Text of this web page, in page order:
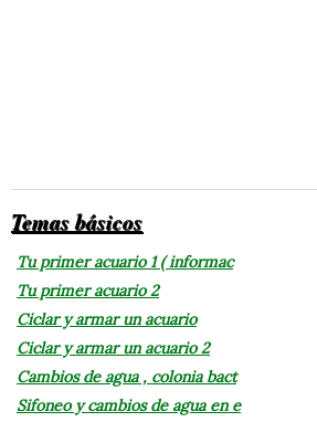
Temas básicos
Tu primer acuario 1 ( informac
Tu primer acuario 2
Ciclar y armar un acuario
Ciclar y armar un acuario 2
Cambios de agua , colonia bact
Sifoneo y cambios de agua en e